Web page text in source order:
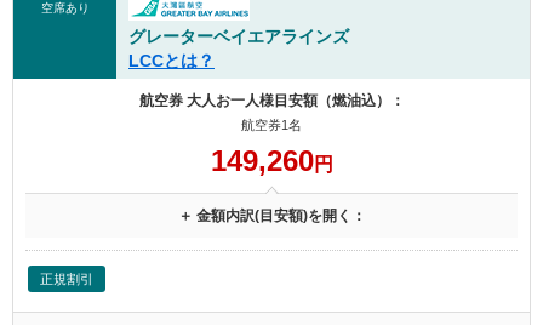
空席あり
グレーターベイエアラインズ
LCCとは？
航空券 大人お一人様目安額（燃油込）：
航空券1名
149,260円
＋ 金額内訳(目安額)を開く：
正規割引